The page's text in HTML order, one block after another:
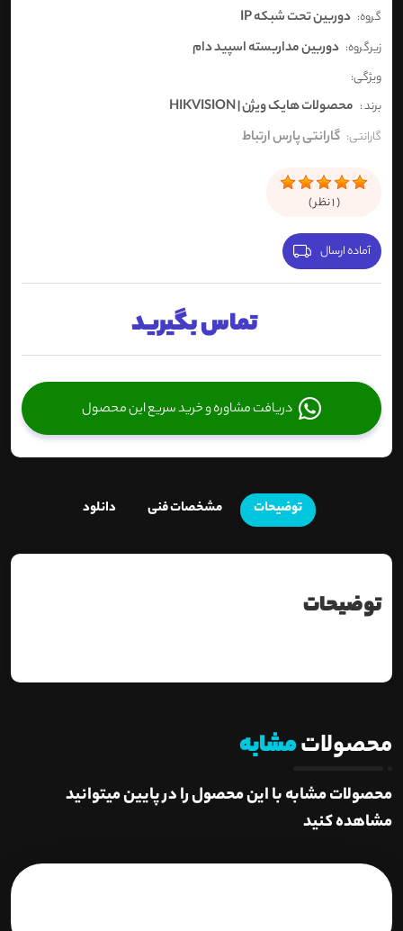
گروه: دوربین تحت شبکه IP
زیرگروه: دوربین مداربسته اسپید دام
ویژگی:
برند : محصولات هایک ویژن | HIKVISION
گارانتی: گارانتی پارس ارتباط
(
1نظر )
آماده ارسال
تماس بگیرید
دریافت مشاوره و خرید سریع این محصول
توضیحات مشخصات فنی دانلود
توضیحات
محصولاتمشابه
محصولات مشابه با این محصول را در پایین میتوانید
مشاهده کنید